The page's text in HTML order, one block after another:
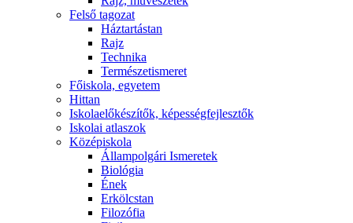
Felső tagozat
Háztartástan
Rajz
Technika
Természetismeret
Főiskola, egyetem
Hittan
Iskolaelőkészítők, képességfejlesztők
Iskolai atlaszok
Középiskola
Állampolgári Ismeretek
Biológia
Ének
Erkölcstan
Filozófia